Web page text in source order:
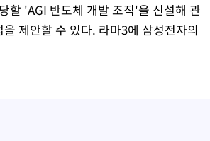
할 'AGI 반도체 개발 조직'을 신설해 관
제안할 수 있다. 라마3에 삼성전자의